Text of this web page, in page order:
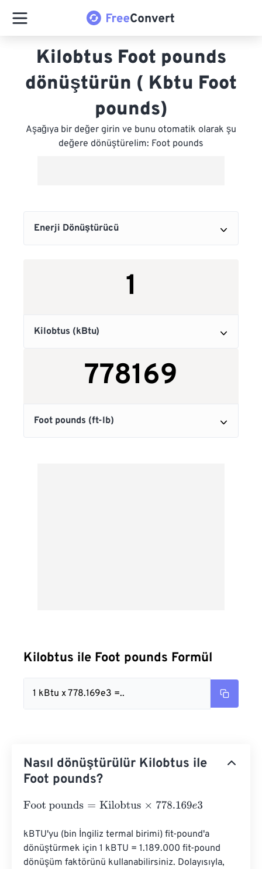
Kilobtus Foot pounds
dönüştürün ( Kbtu Foot
pounds)
Aşağıya bir değer girin ve bunu otomatik olarak şu
değere dönüştürelim: Foot pounds
Kilobtus ile Foot pounds Formül
1 kBtu x 778.169e3 =..
Nasıl dönüştürülür Kilobtus ile
Foot pounds?
Foot pounds=Kilobtus×778.169 e3
kBTU'yu (bin İngiliz termal birimi) fit-pound'a
dönüştürmek için 1 kBTU = 1.189.000 fit-pound
dönüşüm faktörünü kullanabilirsiniz. Dolayısıyla,